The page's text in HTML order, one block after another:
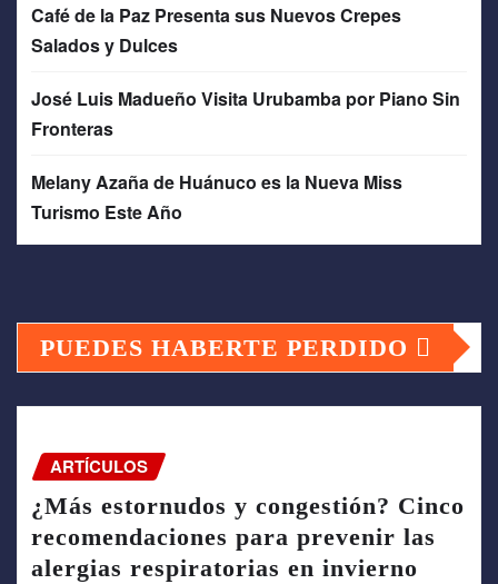
Café de la Paz Presenta sus Nuevos Crepes
Salados y Dulces
José Luis Madueño Visita Urubamba por Piano Sin
Fronteras
Melany Azaña de Huánuco es la Nueva Miss
Turismo Este Año
PUEDES HABERTE PERDIDO
ARTÍCULOS
¿Más estornudos y congestión? Cinco
recomendaciones para prevenir las
alergias respiratorias en invierno